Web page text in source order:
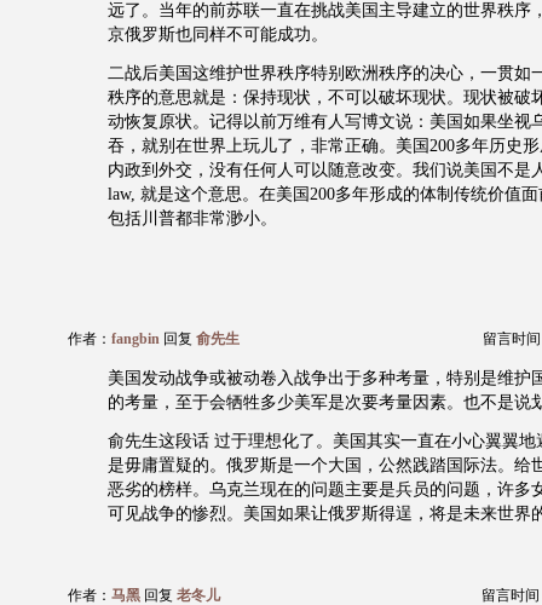
远了。当年的前苏联一直在挑战美国主导建立的世界秩序
京俄罗斯也同样不可能成功。
二战后美国这维护世界秩序特别欧洲秩序的决心，一贯如
秩序的意思就是：保持现状，不可以破坏现状。现状被破
动恢复原状。记得以前万维有人写博文说：美国如果坐视
吞，就别在世界上玩儿了，非常正确。美国200多年历史
内政到外交，没有任何人可以随意改变。我们说美国不是
law, 就是这个意思。在美国200多年形成的体制传统价值
包括川普都非常渺小。
作者： fangbin 回复 俞先生 留言时间
美国发动战争或被动卷入战争出于多种考量，特别是维护
的考量，至于会牺牲多少美军是次要考量因素。也不是说
俞先生这段话 过于理想化了。美国其实一直在小心翼翼地
是毋庸置疑的。俄罗斯是一个大国，公然践踏国际法。给
恶劣的榜样。乌克兰现在的问题主要是兵员的问题，许多
可见战争的惨烈。美国如果让俄罗斯得逞，将是未来世界
作者： 马黑 回复 老冬儿 留言时间